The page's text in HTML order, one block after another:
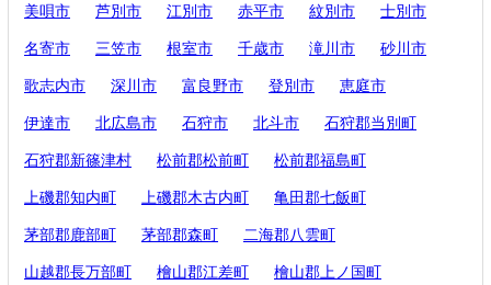
美唄市 芦別市 江別市 赤平市 紋別市 士別市
名寄市 三笠市 根室市 千歳市 滝川市 砂川市
歌志内市 深川市 富良野市 登別市 恵庭市
伊達市 北広島市 石狩市 北斗市 石狩郡当別町
石狩郡新篠津村 松前郡松前町 松前郡福島町
上磯郡知内町 上磯郡木古内町 亀田郡七飯町
茅部郡鹿部町 茅部郡森町 二海郡八雲町
山越郡長万部町 檜山郡江差町 檜山郡上ノ国町